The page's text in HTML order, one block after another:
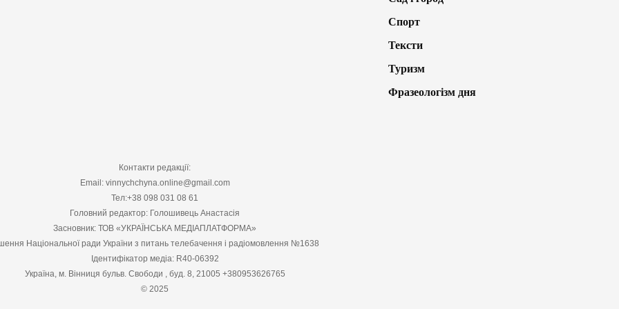
Спорт
Тексти
Туризм
Фразеологізм дня
Контакти редакції:
Email: vinnychchyna.online@gmail.com
Тел:+38 098 031 08 61
Головний редактор: Голошивець Анастасія
Засновник: ТОВ «УКРАЇНСЬКА МЕДІАПЛАТФОРМА»
Національної ради України з питань телебачення і радіомовлення №1638
Ідентифікатор медіа: R40-06392
Україна, м. Вінниця бульв. Свободи , буд. 8, 21005 +380953626765
© 2025